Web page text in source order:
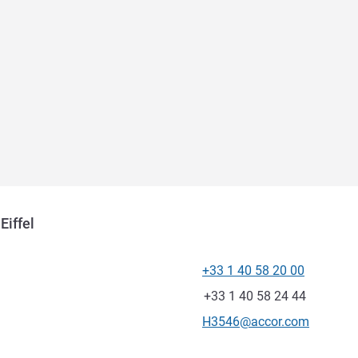
โทรศัพท์
+33 1 40 58 20 00
แฟกซ์
+33 1 40 58 24 44
อีเมลติดต่อ
H3546@accor.com